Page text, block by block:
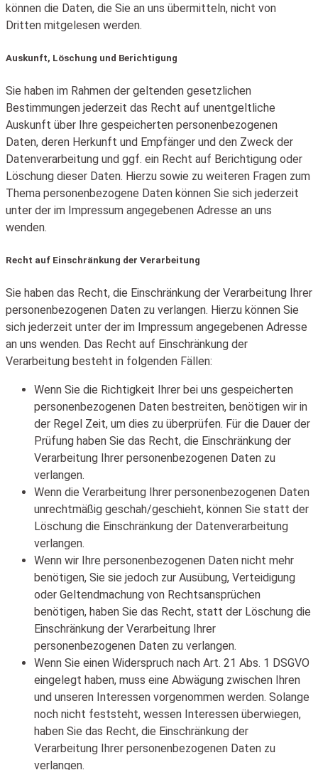
können die Daten, die Sie an uns übermitteln, nicht von
Dritten mitgelesen werden.
Auskunft, Löschung und Berichtigung
Sie haben im Rahmen der geltenden gesetzlichen
Bestimmungen jederzeit das Recht auf unentgeltliche
Auskunft über Ihre gespeicherten personenbezogenen
Daten, deren Herkunft und Empfänger und den Zweck der
Datenverarbeitung und ggf. ein Recht auf Berichtigung oder
Löschung dieser Daten. Hierzu sowie zu weiteren Fragen zum
Thema personenbezogene Daten können Sie sich jederzeit
unter der im Impressum angegebenen Adresse an uns
wenden.
Recht auf Einschränkung der Verarbeitung
Sie haben das Recht, die Einschränkung der Verarbeitung Ihrer
personenbezogenen Daten zu verlangen. Hierzu können Sie
sich jederzeit unter der im Impressum angegebenen Adresse
an uns wenden. Das Recht auf Einschränkung der
Verarbeitung besteht in folgenden Fällen:
Wenn Sie die Richtigkeit Ihrer bei uns gespeicherten
personenbezogenen Daten bestreiten, benötigen wir in
der Regel Zeit, um dies zu überprüfen. Für die Dauer der
Prüfung haben Sie das Recht, die Einschränkung der
Verarbeitung Ihrer personenbezogenen Daten zu
verlangen.
Wenn die Verarbeitung Ihrer personenbezogenen Daten
unrechtmäßig geschah/geschieht, können Sie statt der
Löschung die Einschränkung der Datenverarbeitung
verlangen.
Wenn wir Ihre personenbezogenen Daten nicht mehr
benötigen, Sie sie jedoch zur Ausübung, Verteidigung
oder Geltendmachung von Rechtsansprüchen
benötigen, haben Sie das Recht, statt der Löschung die
Einschränkung der Verarbeitung Ihrer
personenbezogenen Daten zu verlangen.
Wenn Sie einen Widerspruch nach Art. 21 Abs. 1 DSGVO
eingelegt haben, muss eine Abwägung zwischen Ihren
und unseren Interessen vorgenommen werden. Solange
noch nicht feststeht, wessen Interessen überwiegen,
haben Sie das Recht, die Einschränkung der
Verarbeitung Ihrer personenbezogenen Daten zu
verlangen.